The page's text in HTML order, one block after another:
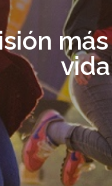
vida